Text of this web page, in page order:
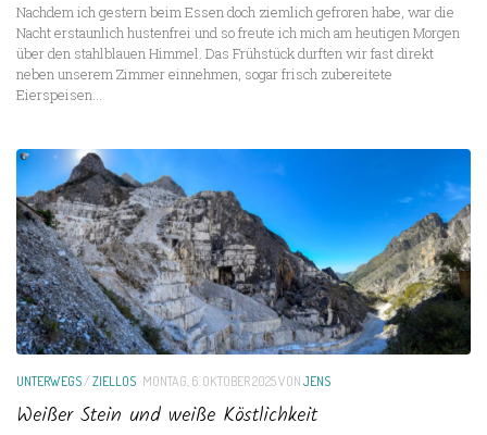
Nachdem ich gestern beim Essen doch ziemlich gefroren habe, war die
Nacht erstaunlich hustenfrei und so freute ich mich am heutigen Morgen
über den stahlblauen Himmel. Das Frühstück durften wir fast direkt
neben unserem Zimmer einnehmen, sogar frisch zubereitete
Eierspeisen...
UNTERWEGS/ZIELLOS MONTAG, 6. OKTOBER 2025VONJENS
Weißer Stein und weiße Köstlichkeit